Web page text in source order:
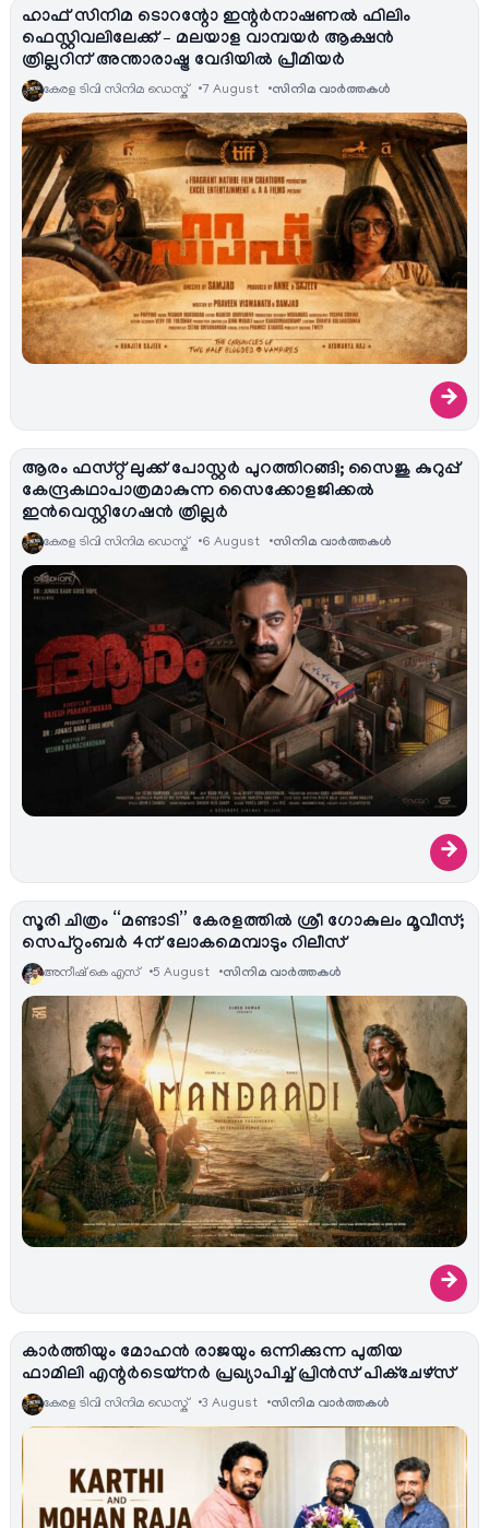
ഹാഫ് സിനിമ ടൊറന്റോ ഇന്റർനാഷണൽ ഫിലിം
ഫെസ്റ്റിവലിലേക്ക് – മലയാള വാമ്പയർ ആക്ഷൻ
ത്രില്ലറിന് അന്താരാഷ്ട്ര വേദിയിൽ പ്രീമിയർ
കേരള ടിവി സിനിമ ഡെസ്ക് 7 August സിനിമ വാര്‍ത്തകള്‍
→
ആരം ഫസ്റ്റ് ലുക്ക് പോസ്റ്റർ പുറത്തിറങ്ങി; സൈജു കുറുപ്പ്
കേന്ദ്രകഥാപാത്രമാകുന്ന സൈക്കോളജിക്കൽ
ഇൻവെസ്റ്റിഗേഷൻ ത്രില്ലർ
കേരള ടിവി സിനിമ ഡെസ്ക് 6 August സിനിമ വാര്‍ത്തകള്‍
→
സൂരി ചിത്രം “മണ്ടാടി” കേരളത്തിൽ ശ്രീ ഗോകുലം മൂവീസ്;
സെപ്റ്റംബർ 4ന് ലോകമെമ്പാടും റിലീസ്
അനീഷ്‌ കെ എസ് 5 August സിനിമ വാര്‍ത്തകള്‍
→
കാർത്തിയും മോഹൻ രാജയും ഒന്നിക്കുന്ന പുതിയ
ഫാമിലി എന്റർടെയ്‌നർ പ്രഖ്യാപിച്ച് പ്രിൻസ് പിക്ചേഴ്സ്
കേരള ടിവി സിനിമ ഡെസ്ക് 3 August സിനിമ വാര്‍ത്തകള്‍